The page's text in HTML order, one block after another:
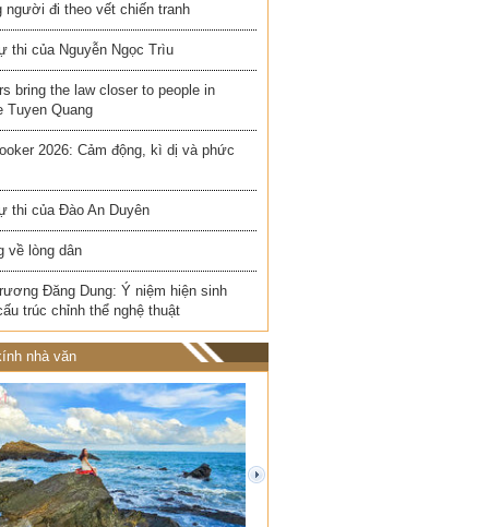
người đi theo vết chiến tranh
thi của Nguyễn Ngọc Trìu
bring the law closer to people in
Tuyen Quang
2026: Cảm động, kì dị và phức
thi của Đào An Duyên
về lòng dân
Đăng Dung: Ý niệm hiện sinh
trúc chỉnh thể nghệ thuật
nhà văn
next